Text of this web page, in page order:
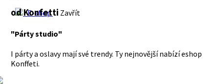
E-shop Zavřít
od Konfetti
"Párty studio"
I párty a oslavy mají své trendy. Ty nejnovější nabízí eshop
Konffeti.